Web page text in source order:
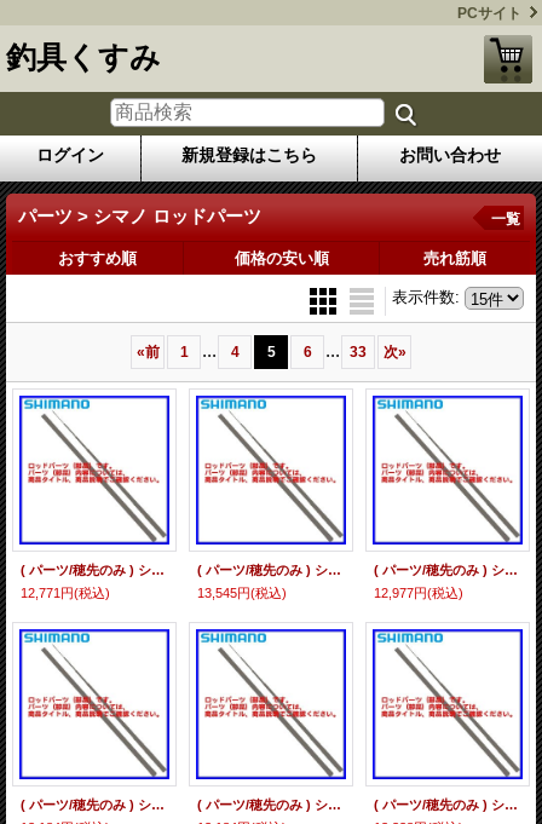
PCサイト
釣具くすみ
ログイン 新規登録はこちら お問い合わせ
パーツ > シマノ ロッドパーツ 一覧
おすすめ順 価格の安い順 売れ筋順
表示件数:
«前 1 ... 4 5 6 ... 33 次»
( パーツ/穂先のみ ) シマノ 14 プロテック 1.2-500 #01P *6
12,771円(税込)
( パーツ/穂先のみ ) シマノ 14 プロテック 1.2-530 #01P *6
13,545円(税込)
( パーツ/穂先のみ ) シマノ 14 プロテック 1.5-500 #01P *6
12,977円(税込)
( パーツ/穂先のみ ) シマノ 14 プロテック 1.5-530 #01P *6
( パーツ/穂先のみ ) シマノ 14 プロテック 1.7-500 #01P *6
( パーツ/穂先のみ ) シマノ 14 プロテック 1.7-530 #01P *6